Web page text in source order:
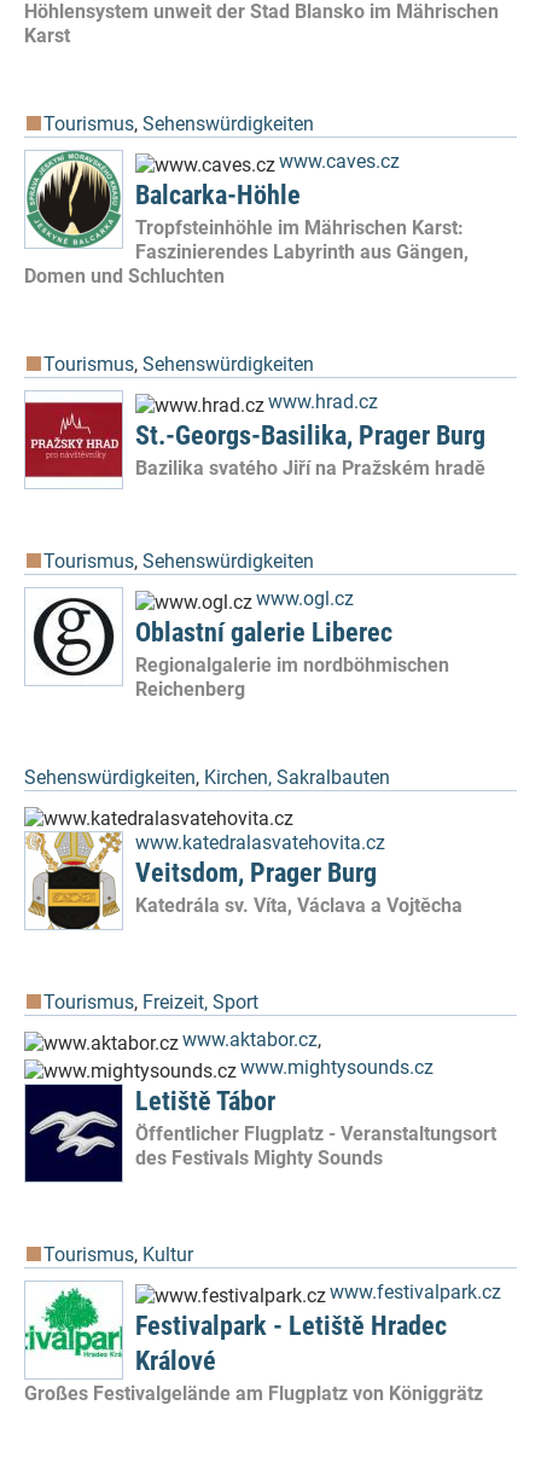
Höhlensystem unweit der Stad Blansko im Mährischen
Karst
Tourismus, Sehenswürdigkeiten
www.caves.cz
Balcarka-Höhle
Tropfsteinhöhle im Mährischen Karst:
Faszinierendes Labyrinth aus Gängen,
Domen und Schluchten
Tourismus, Sehenswürdigkeiten
www.hrad.cz
St.-Georgs-Basilika, Prager Burg
Bazilika svatého Jiří na Pražském hradě
Tourismus, Sehenswürdigkeiten
www.ogl.cz
Oblastní galerie Liberec
Regionalgalerie im nordböhmischen
Reichenberg
Sehenswürdigkeiten, Kirchen, Sakralbauten
www.katedralasvatehovita.cz
Veitsdom, Prager Burg
Katedrála sv. Víta, Václava a Vojtěcha
Tourismus, Freizeit, Sport
www.aktabor.cz,
www.mightysounds.cz
Letiště Tábor
Öffentlicher Flugplatz - Veranstaltungsort
des Festivals Mighty Sounds
Tourismus, Kultur
www.festivalpark.cz
Festivalpark - Letiště Hradec
Králové
Großes Festivalgelände am Flugplatz von Königgrätz